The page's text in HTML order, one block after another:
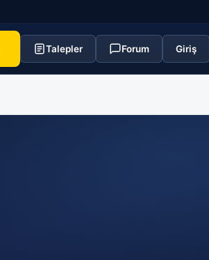
Talepler Forum Giriş